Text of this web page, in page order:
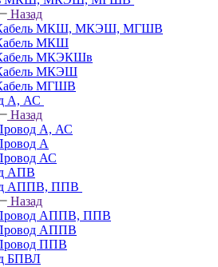
Назад
МКШ, МКЭШ, МГШВ
МКШ
МКЭКШв
МКЭШ
МГШВ
А, АС
Назад
А, АС
А
АС
АПВ
АППВ, ППВ
Назад
АППВ, ППВ
АППВ
ППВ
БПВЛ